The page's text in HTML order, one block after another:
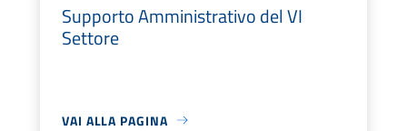
Supporto Amministrativo del VI
Settore
VAI ALLA PAGINA